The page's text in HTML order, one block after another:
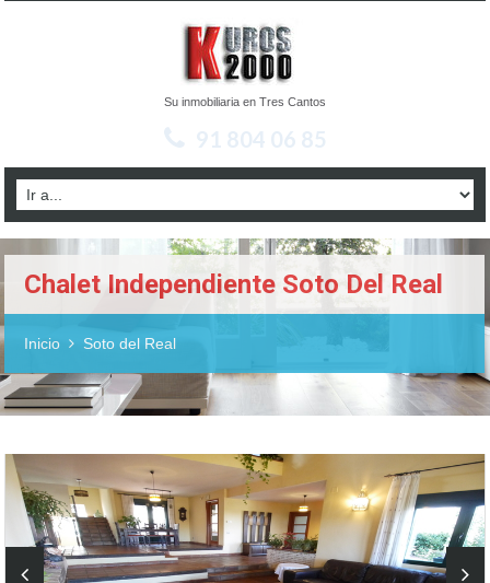
Su inmobiliaria en Tres Cantos
91 804 06 85
Chalet Independiente Soto Del Real
Inicio Soto del Real